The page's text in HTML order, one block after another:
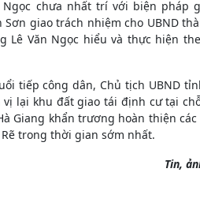
Ngọc chưa nhất trí với biện pháp
Sơn giao trách nhiệm cho UBND
Lê Văn Ngọc hiểu và thực hiện
tiếp công dân, Chủ tịch UBND
lại khu đất giao tái định cư tại
Giang khẩn trương hoàn thiện
trong thời gian sớm nhất.
Tin,